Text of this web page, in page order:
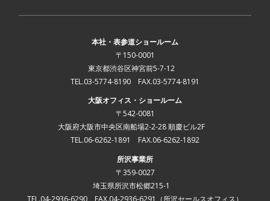
本社・表参道ショールーム
〒150-0001
東京都渋谷区神宮前5-7-12
TEL.03-5774-8190 FAX.03-5774-8191
大阪オフィス・ショールーム
〒542-0081
大阪府大阪市中央区南船場2-2-28 順慶ビル2F
TEL.06-6262-1891 FAX.06-6262-1892
所沢事業所
〒359-0027
埼玉県所沢市松郷215-1
TEL.04-2936-6290 FAX.04-2936-6291 （所沢セールスオフィス）